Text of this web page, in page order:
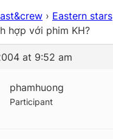
› Eastern stars
hợp với phim KH?
at 9:52 am
phamhuong
Participant